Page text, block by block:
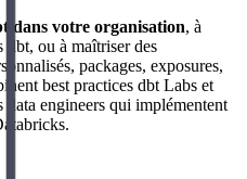
dans votre organisation, à
dbt, ou à maîtriser des
packages, exposures,
best practices dbt Labs et
engineers qui implémentent